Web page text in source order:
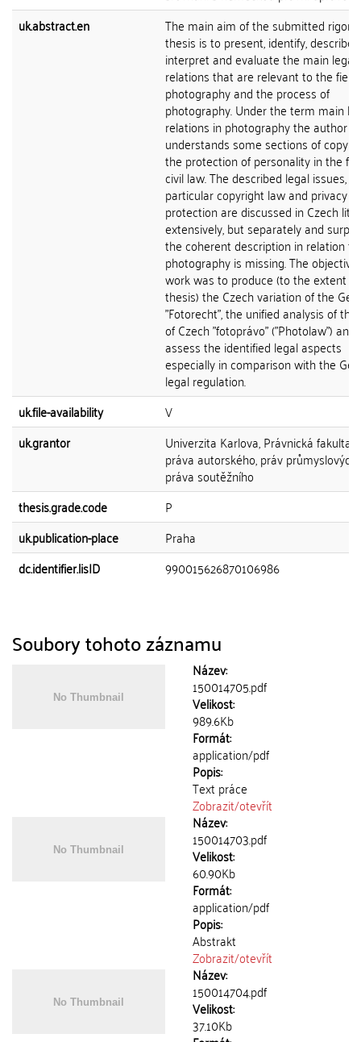
uk.abstract.en
The main aim of the submitted
thesis is to present, identify, describe,
interpret and evaluate the main legal
relations that are relevant to the field
photography and the process of
photography. Under the term main
relations in photography the author
understands some sections of
the protection of personality in the
civil law. The described legal issues, in
particular copyright law and privacy
protection are discussed in Czech
extensively, but separately and
the coherent description in relation
photography is missing. The
work was to produce (to the extent
thesis) the Czech variation of the
"Fotorecht", the unified analysis of
of Czech "fotoprávo" ("Photolaw") and
assess the identified legal aspects
especially in comparison with the
legal regulation.
uk.file-availability
V
uk.grantor
Univerzita Karlova, Právnická fakulta,
práva autorského, práv průmyslových
práva soutěžního
thesis.grade.code
P
uk.publication-place
Praha
dc.identifier.lisID
990015626870106986
Soubory tohoto záznamu
Název:
150014705.pdf
Velikost:
989.6Kb
Formát:
application/pdf
Popis:
Text práce
Zobrazit/otevřít
Název:
150014703.pdf
Velikost:
60.90Kb
Formát:
application/pdf
Popis:
Abstrakt
Zobrazit/otevřít
Název:
150014704.pdf
Velikost:
37.10Kb